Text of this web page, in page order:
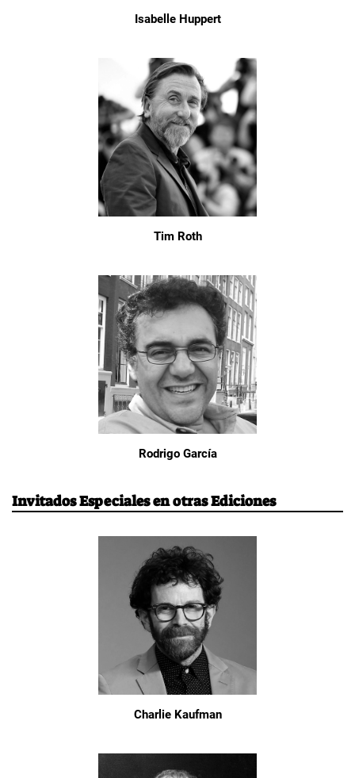
Isabelle Huppert
Tim Roth
Rodrigo García
Invitados Especiales en otras Ediciones
Charlie Kaufman